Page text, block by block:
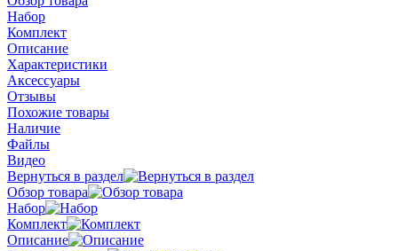
Набор
Комплект
Описание
Характеристики
Аксессуары
Отзывы
Похожие товары
Наличие
Файлы
Видео
Вернуться в раздел
Обзор товара
Набор
Комплект
Описание